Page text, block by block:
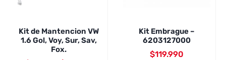
Kit de Mantencion VW
1.6 Gol, Voy, Sur, Sav,
Fox.
Kit Embrague –
6203127000
$119.990